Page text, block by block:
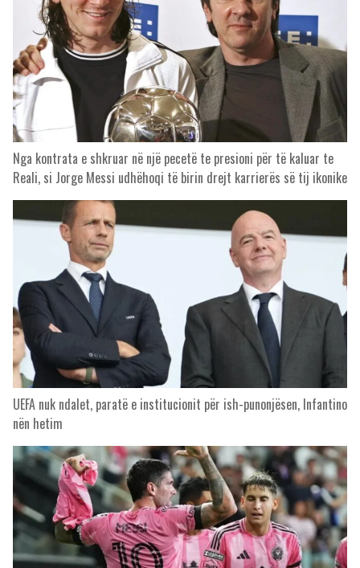
Nga kontrata e shkruar në një pecetë te presioni për të kaluar te
Reali, si Jorge Messi udhëhoqi të birin drejt karrierës së tij ikonike
UEFA nuk ndalet, paratë e institucionit për ish-punonjësen, Infantino
nën hetim